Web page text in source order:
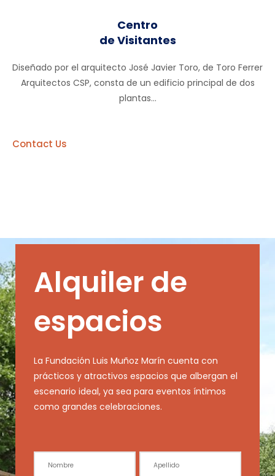
Centro
de Visitantes
Diseñado por el arquitecto José Javier Toro, de Toro Ferrer
Arquitectos CSP, consta de un edificio principal de dos
plantas...
Contact Us
Alquiler de
espacios
La Fundación Luis Muñoz Marín cuenta con
prácticos y atractivos espacios que albergan el
escenario ideal, ya sea para eventos íntimos
como grandes celebraciones.